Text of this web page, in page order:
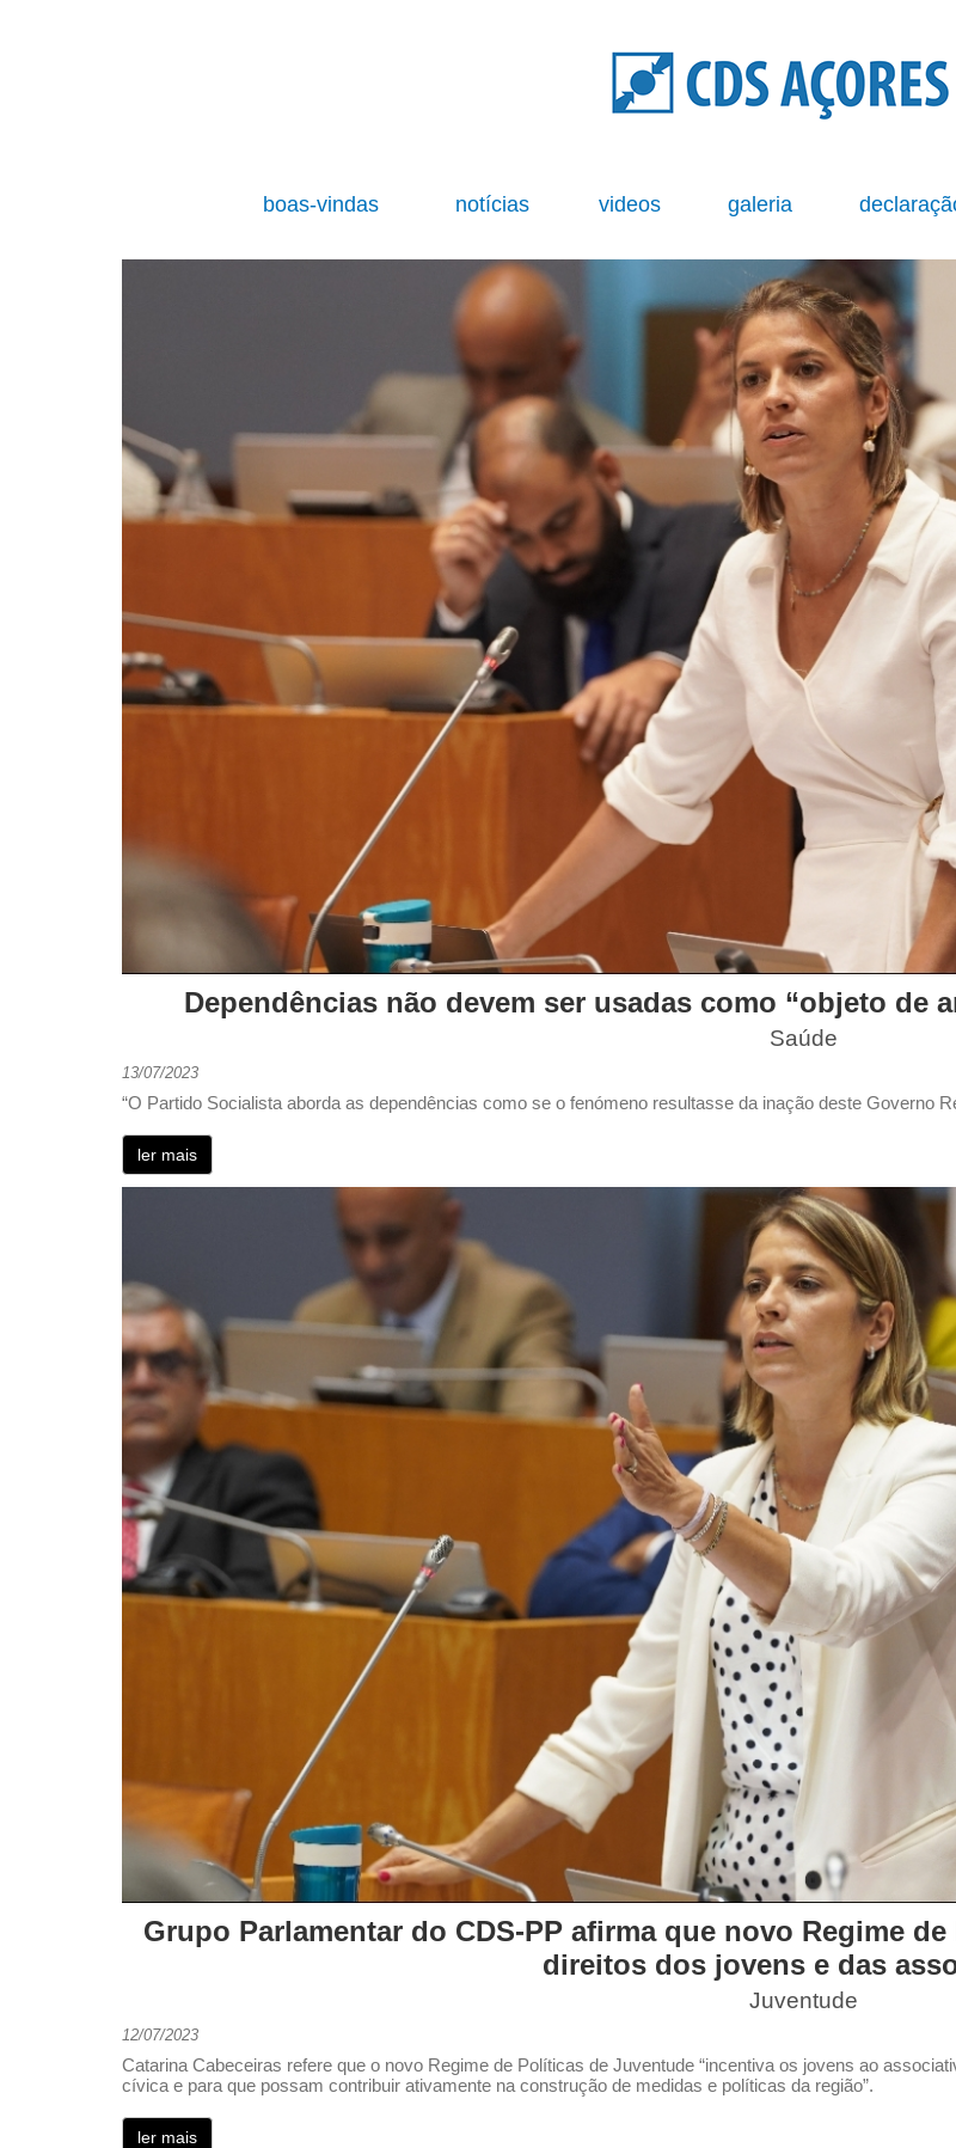
boas-vindas notícias videos galeria
Dependências não devem ser usadas como “objeto de
Saúde
13/07/2023
“O Partido Socialista aborda as dependências como se o fenómeno resultasse da inação deste Governo
ler mais
Grupo Parlamentar do CDS-PP afirma que novo Regime
direitos dos jovens e das
Juventude
12/07/2023
Catarina Cabeceiras refere que o novo Regime de Políticas de Juventude “incentiva os jovens ao
cívica e para que possam contribuir ativamente na construção de medidas e políticas da região”.
ler mais